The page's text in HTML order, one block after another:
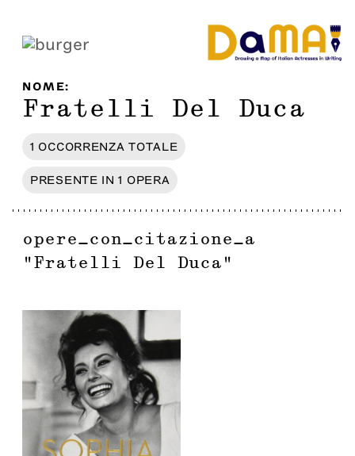
NOME:
Fratelli Del Duca
1 OCCORRENZA TOTALE
PRESENTE IN 1 OPERA
opere_con_citazione_a
" Fratelli Del Duca "